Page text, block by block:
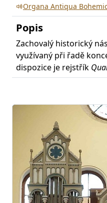
Organa Antiqua
Popis
Zachovalý historický
využívaný při řadě
dispozice je rejstřík